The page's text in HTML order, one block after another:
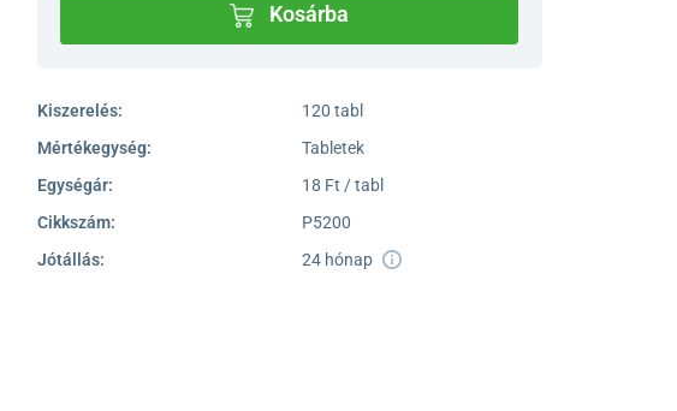
Kosárba
Kiszerelés:
120 tabl
Mértékegység:
Tabletek
Egységár:
18 Ft / tabl
Cikkszám:
P5200
Jótállás:
24 hónap